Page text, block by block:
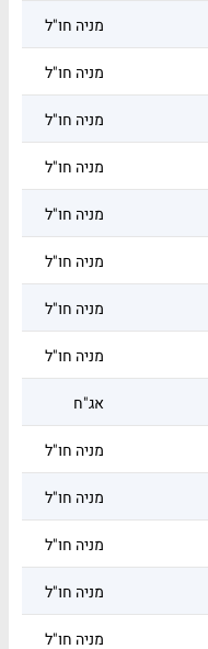
מניה חו"ל
מניה חו"ל
מניה חו"ל
מניה חו"ל
מניה חו"ל
מניה חו"ל
מניה חו"ל
מניה חו"ל
אג"ח
מניה חו"ל
מניה חו"ל
מניה חו"ל
מניה חו"ל
מניה חו"ל